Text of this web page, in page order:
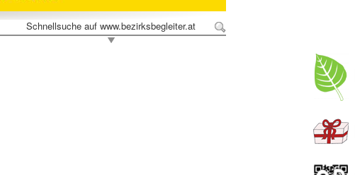
Schnellsuche auf www.bezirksbegleiter.at